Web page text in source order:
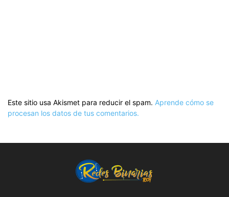
Este sitio usa Akismet para reducir el spam. Aprende cómo se
procesan los datos de tus comentarios.